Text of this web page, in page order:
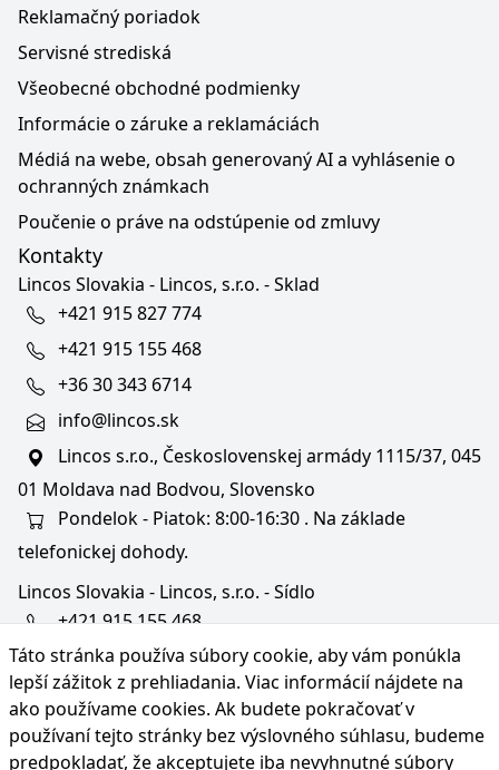
Táto stránka používa súbory cookie, aby vám ponúkla
lepší zážitok z prehliadania. Viac informácií nájdete na
ako používame cookies. Ak budete pokračovať v
používaní tejto stránky bez výslovného súhlasu, budeme
predpokladať, že akceptujete iba nevyhnutné súbory
Reklamačný poriadok
Servisné strediská
Všeobecné obchodné podmienky
Informácie o záruke a reklamáciách
Médiá na webe, obsah generovaný AI a vyhlásenie o
ochranných známkach
Poučenie o práve na odstúpenie od zmluvy
Kontakty
Lincos Slovakia - Lincos, s.r.o. - Sklad
+421 915 827 774
+421 915 155 468
+36 30 343 6714
info@lincos.sk
Lincos s.r.o., Československej armády 1115/37, 045
01 Moldava nad Bodvou, Slovensko
Pondelok - Piatok: 8:00-16:30 . Na základe
telefonickej dohody.
Lincos Slovakia - Lincos, s.r.o. - Sídlo
+421 915 155 468
+36/30 343 6714
bratislava@lincos.sk
Lincos s.r.o., Rustaveliho 4, 831 06 Bratislava - m. č.
Rača, Slovensko